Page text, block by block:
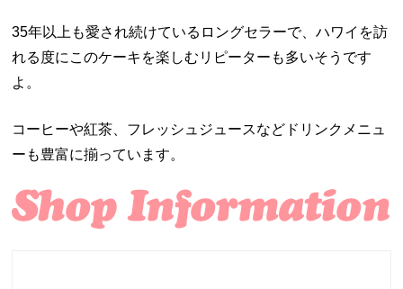
35年以上も愛され続けているロングセラーで、ハワイを訪
れる度にこのケーキを楽しむリピーターも多いそうです
よ。
コーヒーや紅茶、フレッシュジュースなどドリンクメニュ
ーも豊富に揃っています。